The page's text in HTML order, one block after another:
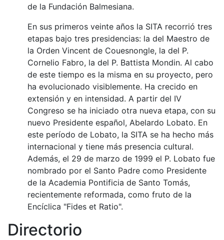
de la Fundación Balmesiana.
En sus primeros veinte años la SITA recorrió tres
etapas bajo tres presidencias: la del Maestro de
la Orden Vincent de Couesnongle, la del P.
Cornelio Fabro, la del P. Battista Mondin. Al cabo
de este tiempo es la misma en su proyecto, pero
ha evolucionado visiblemente. Ha crecido en
extensión y en intensidad. A partir del IV
Congreso se ha iniciado otra nueva etapa, con su
nuevo Presidente español, Abelardo Lobato. En
este período de Lobato, la SITA se ha hecho más
internacional y tiene más presencia cultural.
Además, el 29 de marzo de 1999 el P. Lobato fue
nombrado por el Santo Padre como Presidente
de la Academia Pontificia de Santo Tomás,
recientemente reformada, como fruto de la
Encíclica "Fides et Ratio".
Directorio